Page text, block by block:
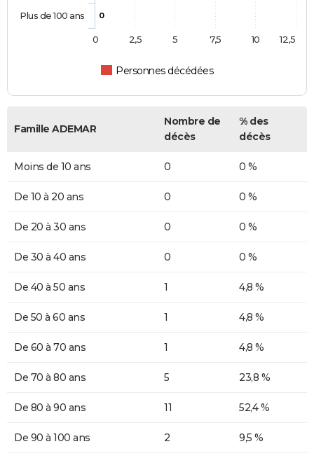
0
Personnes décédées
Plus de 100 ans
0 10
2,5 5 7,5 12,5
Famille ADEMAR
Nombre de
décès
% des
décès
Moins de 10 ans 0 0 %
De 10 à 20 ans 0 0 %
De 20 à 30 ans 0 0 %
De 30 à 40 ans 0 0 %
De 40 à 50 ans 1 4,8 %
De 50 à 60 ans 1 4,8 %
De 60 à 70 ans 1 4,8 %
De 70 à 80 ans 5 23,8 %
De 80 à 90 ans 11 52,4 %
De 90 à 100 ans 2 9,5 %